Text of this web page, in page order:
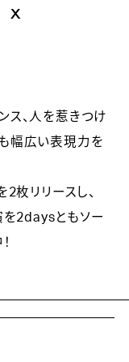
X
ス、人を惹きつけ
幅広い表現力を
枚リリースし、
2daysともソー